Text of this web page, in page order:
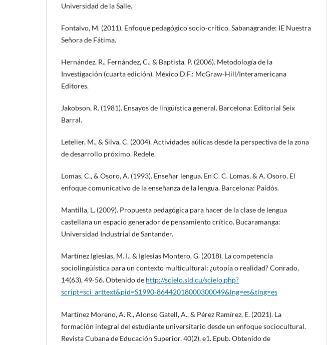
Universidad de la Salle.
Fontalvo, M. (2011). Enfoque pedagógico socio-crítico. Sabanagrande: IE Nuestra
Señora de Fátima.
Hernández, R., Fernández, C., & Baptista, P. (2006). Metodología de la
Investigación (cuarta edición). México D.F.: McGraw-Hill/Interamericana
Editores.
Jakobson, R. (1981). Ensayos de lingüística general. Barcelona: Editorial Seix
Barral.
Letelier, M., & Silva, C. (2004). Actividades aúlicas desde la perspectiva de la zona
de desarrollo próximo. Redele.
Lomas, C., & Osoro, A. (1993). Enseñar lengua. En C. C. Lomas, & A. Osoro, El
enfoque comunicativo de la enseñanza de la lengua. Barcelona: Paidós.
Mantilla, L. (2009). Propuesta pedagógica para hacer de la clase de lengua
castellana un espacio generador de pensamiento crítico. Bucaramanga:
Universidad Industrial de Santander.
Martínez Iglesias, M. I., & Iglesias Montero, G. (2018). La competencia
sociolingüística para un contexto multicultural: ¿utopía o realidad? Conrado,
14(63), 49-56. Obtenido de http://scielo.sld.cu/scielo.php?
script=sci_arttext&pid=S1990-86442018000300049&lng=es&tlng=es
Martínez Moreno, A. R., Alonso Gatell, A., & Pérez Ramírez, E. (2021). La
formación integral del estudiante universitario desde un enfoque sociocultural.
Revista Cubana de Educación Superior, 40(2), e1. Epub. Obtenido de